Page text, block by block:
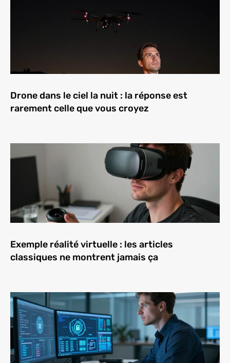
Drone dans le ciel la nuit : la réponse est
rarement celle que vous croyez
Exemple réalité virtuelle : les articles
classiques ne montrent jamais ça